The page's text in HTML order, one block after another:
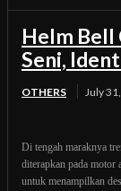
Helm Bell
Seni,
OTHERS July
Di tengah maraknya
diterapkan pada
untuk menampilkan